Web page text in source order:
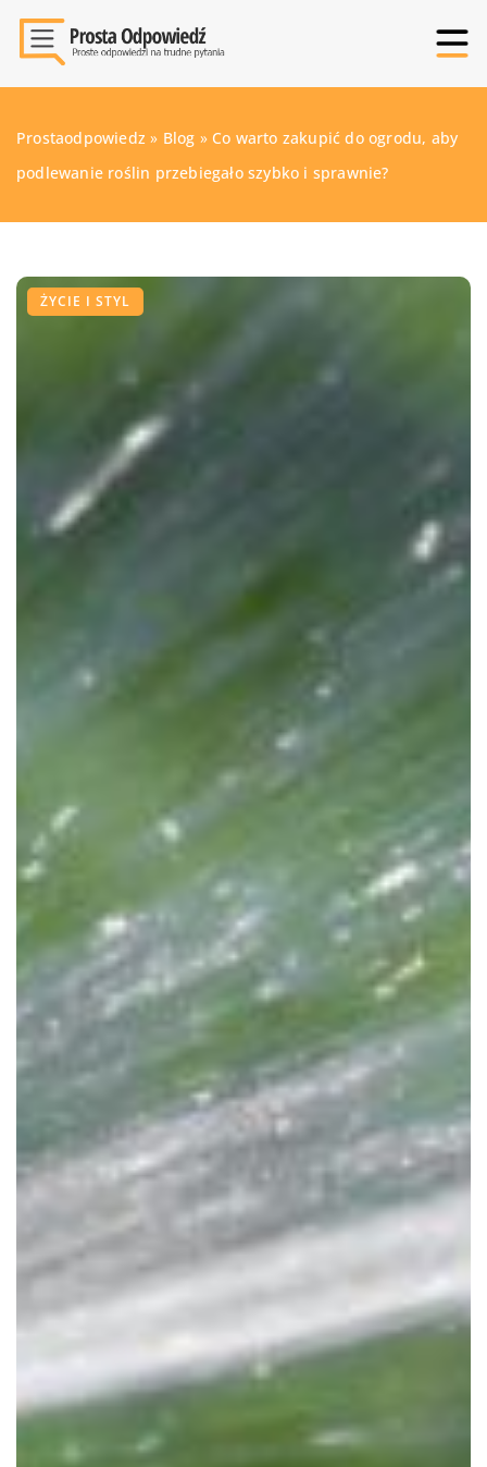
Prostaodpowiedz » Blog » Co warto zakupić do ogrodu, aby
podlewanie roślin przebiegało szybko i sprawnie?
ŻYCIE I STYL